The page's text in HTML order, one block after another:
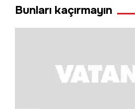
Bunları kaçırmayın